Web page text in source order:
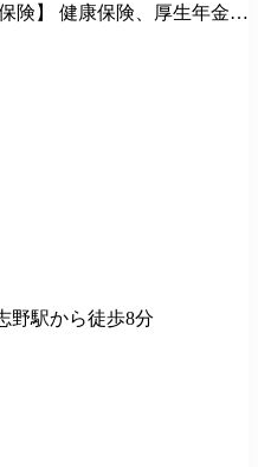
完備 手当（家族／管理職
＊引越しを伴う
の他補助金制度
野駅から徒歩8分